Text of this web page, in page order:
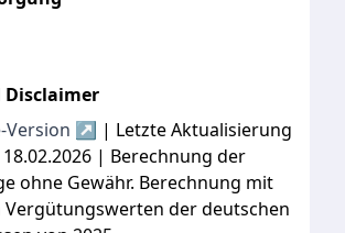
Disclaimer
Version ↗ | Letzte Aktualisierung
| Berechnung der
ohne Gewähr. Berechnung mit
der deutschen